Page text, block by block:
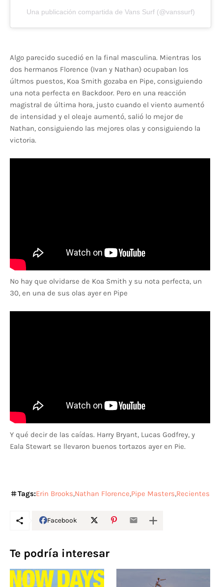
Una publicación compartida de Vans Surf (@vanssurf)
Algo parecido sucedió en la final masculina. Mientras los
dos hermanos Florence (Ivan y Nathan) ocupaban los
últmos puestos, Koa Smith gozaba en Pipe, consiguiendo
una nota perfecta en Backdoor. Pero en una reacción
magistral de última hora, justo cuando el viento aumentó
de intensidad y el oleaje aumentó, salió lo mejor de
Nathan, consiguiendo las mejores olas y consiguiendo la
victoria.
No hay que olvidarse de Koa Smith y su nota perfecta, un
30, en una de sus olas ayer en Pipe
Y qué decir de las caídas. Harry Bryant, Lucas Godfrey, y
Eala Stewart se llevaron buenos tortazos ayer en Pie.
Tags:Erin Brooks Nathan Florence Pipe Masters Recientes
Facebook
Te podría interesar